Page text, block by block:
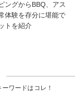
ングからBBQ、アス
体験を存分に堪能で
トを紹介
ワードはコレ！